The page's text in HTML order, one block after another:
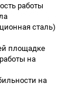
работы
сталь)
площадке
на
на